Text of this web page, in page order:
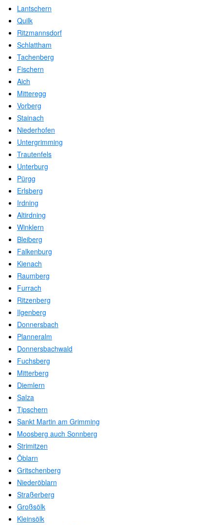
Lantschern
Quilk
Ritzmannsdorf
Schlattham
Tachenberg
Fischern
Aich
Mitteregg
Vorberg
Stainach
Niederhofen
Untergrimming
Trautenfels
Unterburg
Pürgg
Erlsberg
Irdning
Altirdning
Winklern
Bleiberg
Falkenburg
Kienach
Raumberg
Furrach
Ritzenberg
Ilgenberg
Donnersbach
Planneralm
Donnersbachwald
Fuchsberg
Mitterberg
Diemlern
Salza
Tipschern
Sankt Martin am Grimming
Moosberg auch Sonnberg
Strimitzen
Öblarn
Gritschenberg
Niederöblarn
Straßerberg
Großsölk
Kleinsölk